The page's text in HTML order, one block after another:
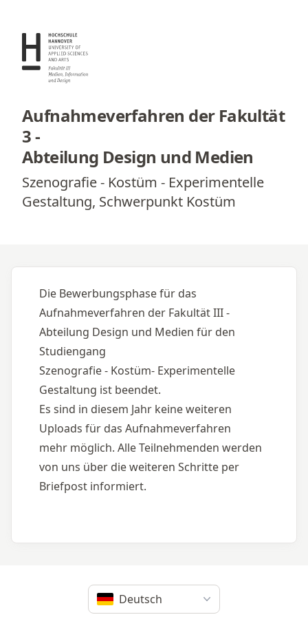
Aufnahmeverfahren der Fakultät
3-
Abteilung Design und Medien
Szenografie - Kostüm - Experimentelle
Gestaltung, Schwerpunkt Kostüm
Die Bewerbungsphase für das
Aufnahmeverfahren der Fakultät III -
Abteilung Design und Medien für den
Studiengang
Szenografie - Kostüm- Experimentelle
Gestaltung ist beendet.
Es sind in diesem Jahr keine weiteren
Uploads für das Aufnahmeverfahren
mehr möglich. Alle Teilnehmenden werden
von uns über die weiteren Schritte per
Briefpost informiert.
Deutsch